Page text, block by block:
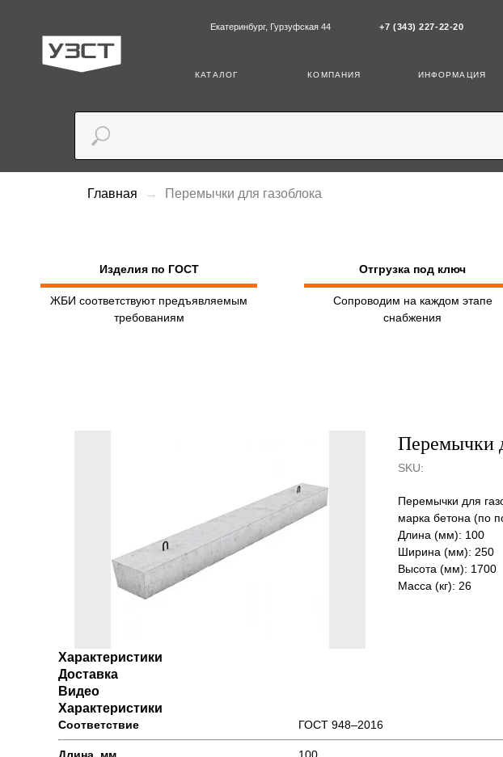
Екатеринбург, Гурзуфская 44 +7 (343) 227-22-20
Главная Перемычки для газоблока
Изделия по ГОСТ
ЖБИ соответствуют предъявляемым
требованиям
Отгрузка под ключ
Сопроводим на каждом этапе
снабжения
Перемычки
SKU:
Перемычки для
марка бетона (по
Длина (мм): 100
Ширина (мм): 250
Высота (мм): 1700
Масса (кг): 26
Характеристики
Доставка
Видео
Характеристики
Соответствие ГОСТ 948–2016